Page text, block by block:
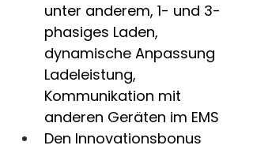
unter anderem, 1- und 3-
phasiges Laden,
dynamische Anpassung
Ladeleistung,
Kommunikation mit
anderen Geräten im EMS
Den Innovationsbonus